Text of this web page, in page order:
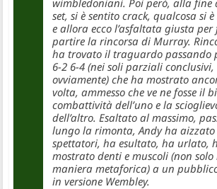
wimbledoniani. Poi però, alla fine
set, si è sentito crack, qualcosa si
e allora ecco l’asfaltata giusta per
partire la rincorsa di Murray.
ha trovato il traguardo passando
6-2 6-4 (nei soli parziali conclusivi,
ovviamente) che ha mostrato
volta, ammesso che ve ne fosse il
combattività dell’uno e la
dell’altro. Esaltato al massimo,
lungo la rimonta, Andy ha
spettatori, ha esultato, ha urlato,
mostrato denti e muscoli (non solo
maniera metaforica) a un
in versione Wembley.